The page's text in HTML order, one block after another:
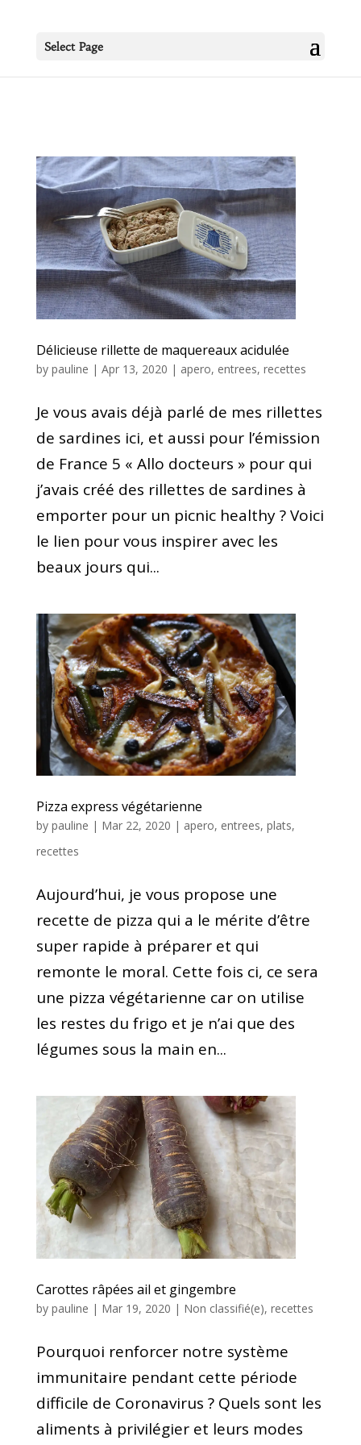
Select Page
Délicieuse rillette de maquereaux acidulée
by pauline | Apr 13, 2020 | apero, entrees, recettes
Je vous avais déjà parlé de mes rillettes
de sardines ici, et aussi pour l’émission
de France 5 « Allo docteurs » pour qui
j’avais créé des rillettes de sardines à
emporter pour un picnic healthy ? Voici
le lien pour vous inspirer avec les
beaux jours qui...
Pizza express végétarienne
by pauline | Mar 22, 2020 | apero, entrees, plats,
recettes
Aujourd’hui, je vous propose une
recette de pizza qui a le mérite d’être
super rapide à préparer et qui
remonte le moral. Cette fois ci, ce sera
une pizza végétarienne car on utilise
les restes du frigo et je n’ai que des
légumes sous la main en...
Carottes râpées ail et gingembre
by pauline | Mar 19, 2020 | Non classifié(e), recettes
Pourquoi renforcer notre système
immunitaire pendant cette période
difficile de Coronavirus ? Quels sont les
aliments à privilégier et leurs modes